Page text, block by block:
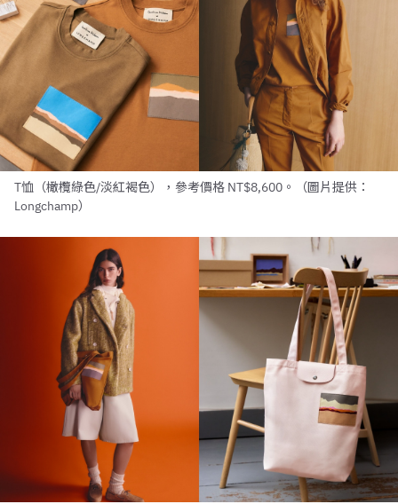
T恤（橄欖綠色/淡紅褐色），參考價格 NT$8,600。（圖片提供：
Longchamp）